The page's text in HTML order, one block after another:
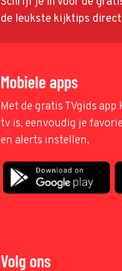
de leukste kijktips
Mobiele apps
Met de gratis TVgids
tv is, eenvoudig je
en alerts instellen.
Volg ons